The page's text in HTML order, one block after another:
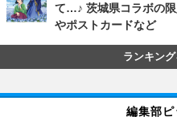
て…♪ 茨城県コラボの
やポストカードなど
ランキン
編集部